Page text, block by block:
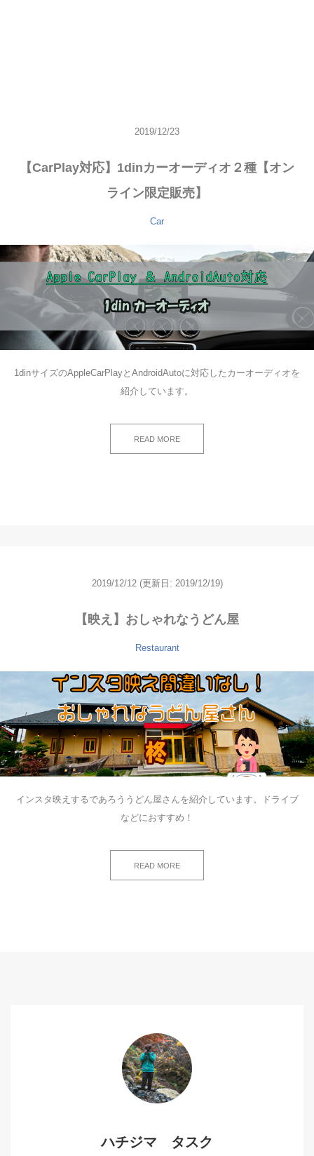
2019/12/23
【CarPlay対応】1dinカーオーディオ２種【オン
ライン限定販売】
Car
1dinサイズのAppleCarPlayとAndroidAutoに対応したカーオーディオを
紹介しています。
READ MORE
2019/12/12 (更新日: 2019/12/19)
【映え】おしゃれなうどん屋
Restaurant
インスタ映えするであろううどん屋さんを紹介しています。ドライブ
などにおすすめ！
READ MORE
ハチジマ タスク